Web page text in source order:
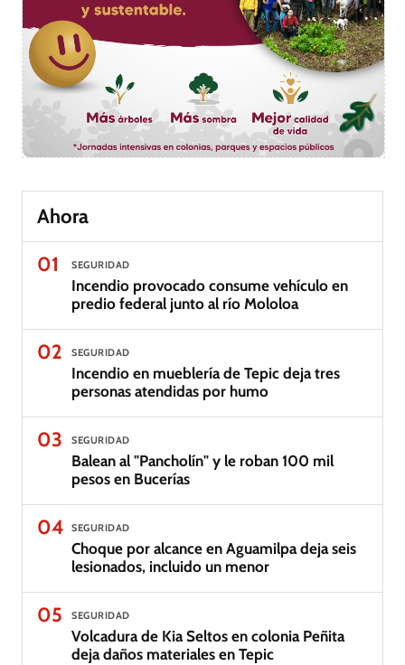
Ahora
01
SEGURIDAD
Incendio provocado consume vehículo en
predio federal junto al río Mololoa
02 SEGURIDAD
Incendio en mueblería de Tepic deja tres
personas atendidas por humo
03 SEGURIDAD
Balean al "Pancholín" y le roban 100 mil
pesos en Bucerías
04 SEGURIDAD
Choque por alcance en Aguamilpa deja seis
lesionados, incluido un menor
05 SEGURIDAD
Volcadura de Kia Seltos en colonia Peñita
deja daños materiales en Tepic